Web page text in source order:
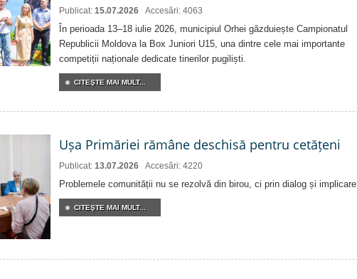
Publicat: 15.07.2026 Accesări: 4063
În perioada 13–18 iulie 2026, municipiul Orhei găzduiește Campionatul
Republicii Moldova la Box Juniori U15, una dintre cele mai importante
competiții naționale dedicate tinerilor pugiliști.
CITEŞTE MAI MULT...
Ușa Primăriei rămâne deschisă pentru cetățeni
Publicat: 13.07.2026 Accesări: 4220
Problemele comunității nu se rezolvă din birou, ci prin dialog și implicare.
CITEŞTE MAI MULT...